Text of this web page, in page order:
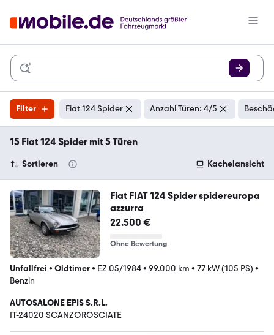
Filter Fiat 124 Spider Anzahl Türen: 4/5
15 Fiat 124 Spider mit 5 Türen
Sortieren Kachelansicht
Fiat FIAT 124 Spider spidereuropa
azzurra
22.500 €
Ohne Bewertung
Unfallfrei • Oldtimer• EZ 05/1984• 99.000 km • 77 kW (105 PS) •
Benzin
AUTOSALONE EPIS S.R.L.
IT-24020 SCANZOROSCIATE